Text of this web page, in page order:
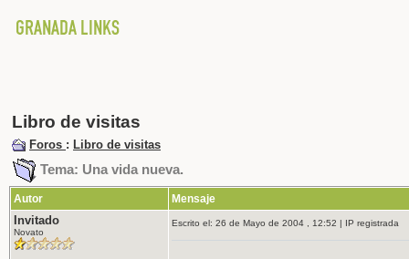
Libro de visitas
Foros : Libro de visitas
Tema: Una vida nueva.
Autor Mensaje
Invitado
Novato
Escrito el: 26 de Mayo de 2004 , 12:52 | IP registrada